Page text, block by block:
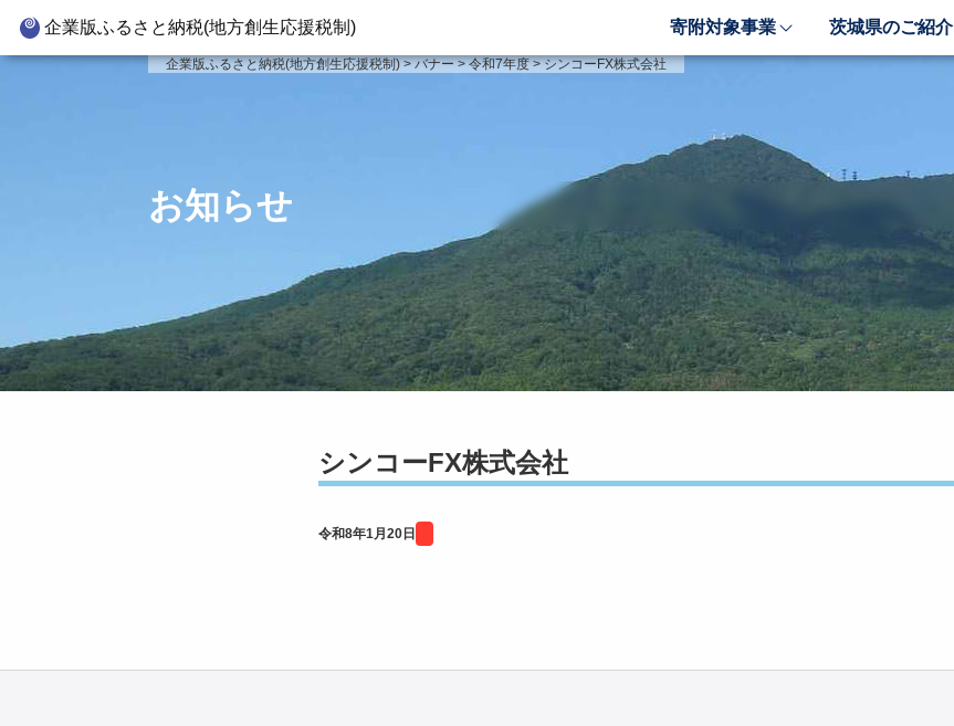
企業版ふるさと納税(地方創生応援税制) 寄附対象事業 茨城県のご紹介
企業版ふるさと納税とは 寄附対象事業のご紹介
新しい安心安全を推進する事業
新しい人財育成を推進する事業
新しい夢・希望を推進する事業
事業検索フォーム
茨城県のご紹介
レンジ
企業版ふるさと納税(地方創生応援税制)>バナー>令和7年度>シンコーFX株式会社
お知らせ
シンコーFX株式会社
令和8年1月20日